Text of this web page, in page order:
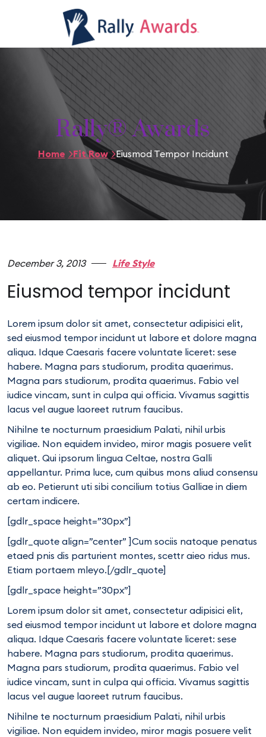
Rally® Awards
Home Fit Row Eiusmod Tempor Incidunt
December 3, 2013 Life Style
Eiusmod tempor incidunt
Lorem ipsum dolor sit amet, consectetur adipisici elit,
sed eiusmod tempor incidunt ut labore et dolore magna
aliqua. Idque Caesaris facere voluntate liceret: sese
habere. Magna pars studiorum, prodita quaerimus.
Magna pars studiorum, prodita quaerimus. Fabio vel
iudice vincam, sunt in culpa qui officia. Vivamus sagittis
lacus vel augue laoreet rutrum faucibus.
Nihilne te nocturnum praesidium Palati, nihil urbis
vigiliae. Non equidem invideo, miror magis posuere velit
aliquet. Qui ipsorum lingua Celtae, nostra Galli
appellantur. Prima luce, cum quibus mons aliud consensu
ab eo. Petierunt uti sibi concilium totius Galliae in diem
certam indicere.
[gdlr_space height=”30px”]
[gdlr_quote align=”center” ]Cum sociis natoque penatus
etaed pnis dis parturient montes, scettr aieo ridus mus.
Etiam portaem mleyo.[/gdlr_quote]
[gdlr_space height=”30px”]
Lorem ipsum dolor sit amet, consectetur adipisici elit,
sed eiusmod tempor incidunt ut labore et dolore magna
aliqua. Idque Caesaris facere voluntate liceret: sese
habere. Magna pars studiorum, prodita quaerimus.
Magna pars studiorum, prodita quaerimus. Fabio vel
iudice vincam, sunt in culpa qui officia. Vivamus sagittis
lacus vel augue laoreet rutrum faucibus.
Nihilne te nocturnum praesidium Palati, nihil urbis
vigiliae. Non equidem invideo, miror magis posuere velit